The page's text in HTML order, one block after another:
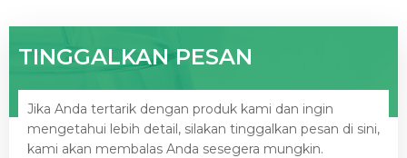
TINGGALKAN PESAN
Jika Anda tertarik dengan produk kami dan ingin
mengetahui lebih detail, silakan tinggalkan pesan di sini,
kami akan membalas Anda sesegera mungkin.